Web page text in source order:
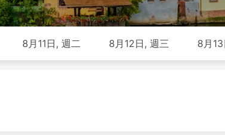
8月11日, 週二 8月12日, 週三 8月